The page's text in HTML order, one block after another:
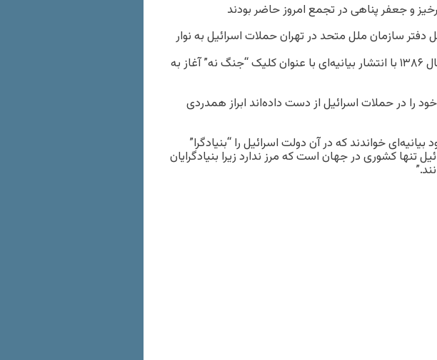
و جعفر پناهی در تجمع امروز حاضر بودند
دفتر سازمان ملل متحد در تهران حملات اسرائیل به نوار
مادران صلح گروهی است که در پاییز سال ١٣٨۶ با انتشار بیانیه‌ای با عنوان کلیک “جنگ نه” آغاز به
را در حملات اسرائیل از دست داده‌اند ابراز همدردی
خواندند که در آن دولت اسرائیل را “بنیادگرا”
تنها کشوری در جهان است که مرز ندارد زیرا بنیادگرایان